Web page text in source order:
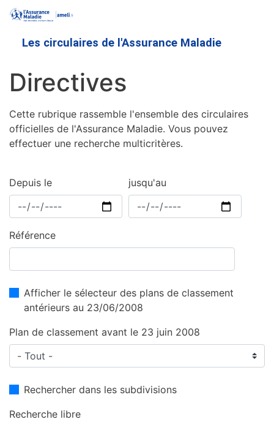
contenu
Les circulaires de l'Assurance Maladie
Directives
Cette rubrique rassemble l'ensemble des circulaires
officielles de l'Assurance Maladie. Vous pouvez
effectuer une recherche multicritères.
Depuis le jusqu'au
Référence
Afficher le sélecteur des plans de classement
antérieurs au 23/06/2008
Plan de classement avant le 23 juin 2008
Rechercher dans les subdivisions
Recherche libre